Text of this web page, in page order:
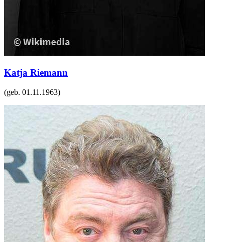
Katja Riemann
(geb. 01.11.1963)